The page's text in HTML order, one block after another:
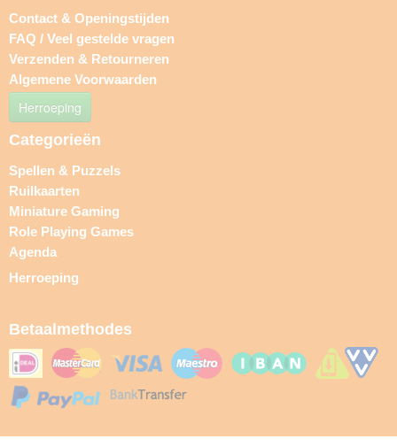
Contact & Openingstijden
FAQ / Veel gestelde vragen
Verzenden & Retourneren
Algemene Voorwaarden
Herroeping
Categorieën
Spellen & Puzzels
Ruilkaarten
Miniature Gaming
Role Playing Games
Agenda
Herroeping
Betaalmethodes